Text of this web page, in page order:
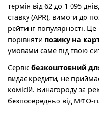
термін від 62 до 1 095
ставку (APR), вимоги до
рейтинг популярності.
порівняти позику на
умовами саме під твою
Сервіс безкоштовний
видає кредити, не
комісій. Винагороду за
безпосередньо від МФО-